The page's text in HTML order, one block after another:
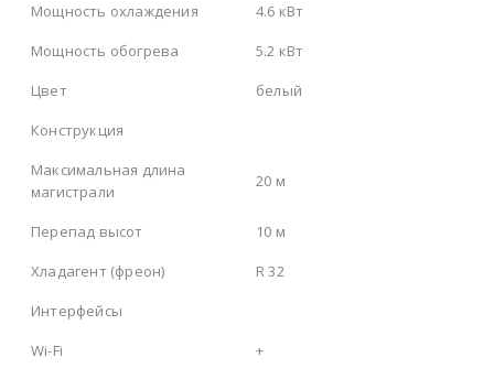
Мощность охлаждения
4.6 кВт
Мощность обогрева
5.2 кВт
Цвет
белый
Конструкция
Максимальная длина
магистрали
20 м
Перепад высот
10 м
Хладагент (фреон)
R 32
Интерфейсы
Wi-Fi
+